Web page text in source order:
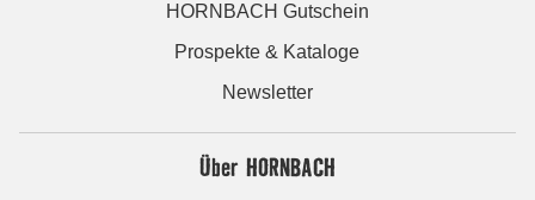
HORNBACH Gutschein
Prospekte & Kataloge
Newsletter
Über HORNBACH